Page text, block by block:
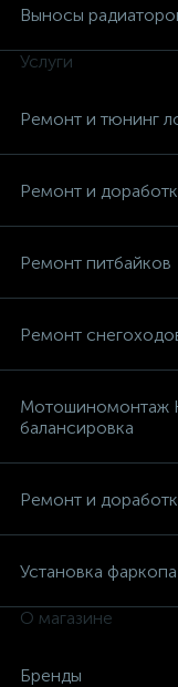
Выносы
Услуги
Ремонт и тюнинг
Ремонт и
Ремонт питбайков
Ремонт
балансировка
Ремонт и
Установка
О магазине
Бренды